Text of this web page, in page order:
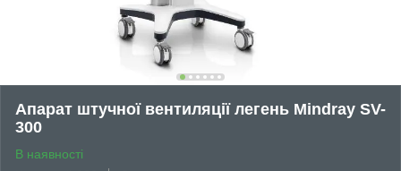
Апарат штучної вентиляції легень Mindray SV-
300
В наявності